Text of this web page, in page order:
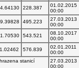
228.387
01.02.2015
00:00
495.223
27.03.2013
00:00
543.521
08.10.2017
00:00
576.839
02.01.2011
00:00
stanicí
27.03.2013
00:00